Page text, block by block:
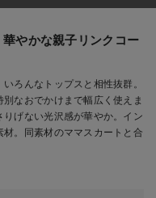
やかな親子リンクコー
ろんなトップスと相性抜群。
なおでかけまで幅広く使えま
げない光沢感が華やか。イン
。同素材のママスカートと合